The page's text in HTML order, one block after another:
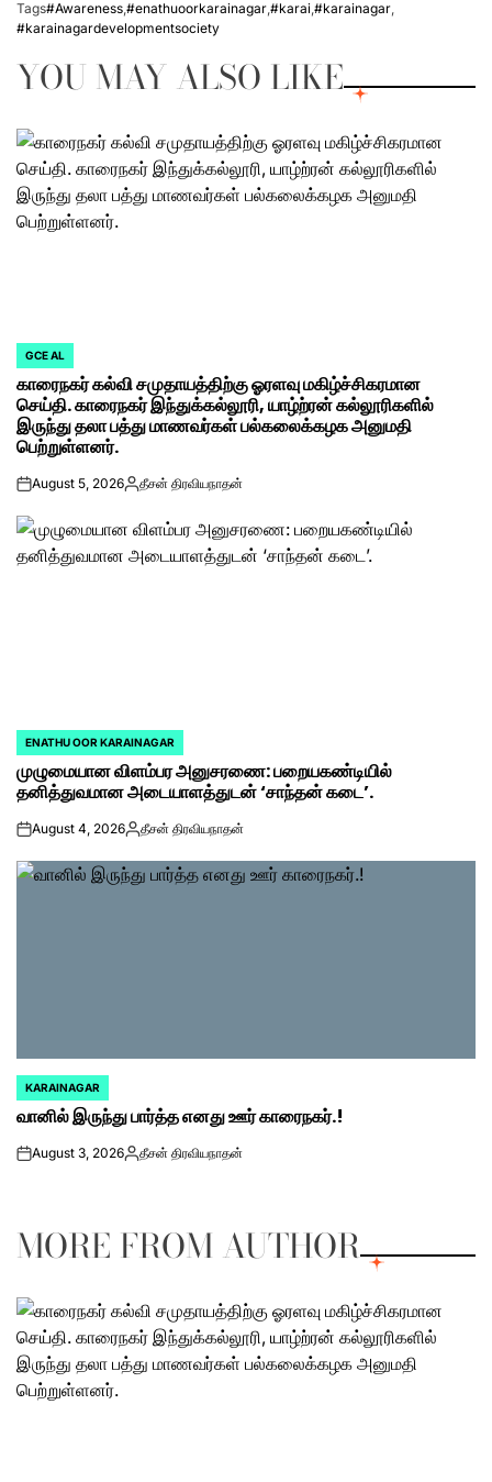
Tags#Awareness,#enathuoorkarainagar,#karai,#karainagar,
#karainagardevelopmentsociety
YOU MAY ALSO LIKE
POSTED
IN
GCE AL
காரைநகர் கல்வி சமுதாயத்திற்கு ஓரளவு மகிழ்ச்சிகரமான
செய்தி. காரைநகர் இந்துக்கல்லூரி, யாழ்ற்ரன் கல்லூரிகளில்
இருந்து தலா பத்து மாணவர்கள் பல்கலைக்கழக அனுமதி
பெற்றுள்ளனர்.
onAugust 5, 2026Posted
தீசன் திரவியநாதன்
POSTED
IN
ENATHU OOR KARAINAGAR
முழுமையான விளம்பர அனுசரணை: பறையகண்டியில்
தனித்துவமான அடையாளத்துடன் ‘சாந்தன் கடை’.
onAugust 4, 2026Posted
தீசன் திரவியநாதன்
POSTED
IN
KARAINAGAR
வானில் இருந்து பார்த்த எனது ஊர் காரைநகர்.!
onAugust 3, 2026Posted
தீசன் திரவியநாதன்
MORE FROM AUTHOR